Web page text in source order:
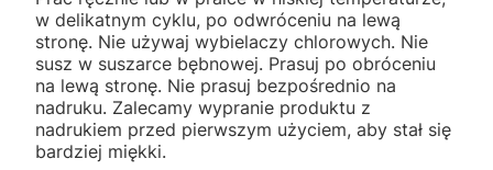
w delikatnym cyklu, po odwróceniu na lewą
stronę. Nie używaj wybielaczy chlorowych. Nie
susz w suszarce bębnowej. Prasuj po obróceniu
na lewą stronę. Nie prasuj bezpośrednio na
nadruku. Zalecamy wypranie produktu z
nadrukiem przed pierwszym użyciem, aby stał się
bardziej miękki.